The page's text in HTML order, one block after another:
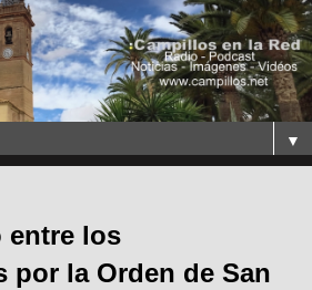
▼
entre los
por la Orden de San